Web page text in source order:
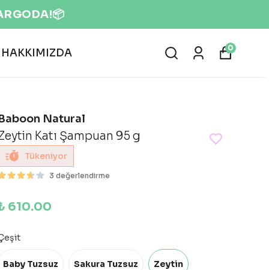
HAKKIMIZDA 0
Natural
Katı Şampuan 95 g
Tükeniyor
3 değerlendirme
610.00
Baby Tuzsuz Sakura Tuzsuz Zeytin